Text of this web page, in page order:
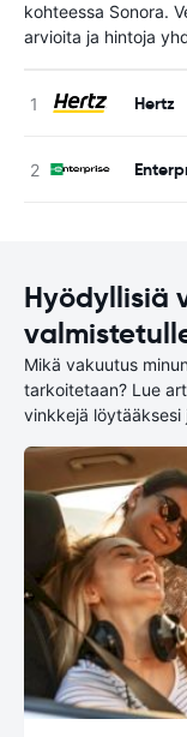
kohteessa Sonora.
arvioita ja hintoja
Hertz
Hyödyllisiä
Mikä vakuutus
tarkoitetaan? Lue
vinkkejä löytääksesi